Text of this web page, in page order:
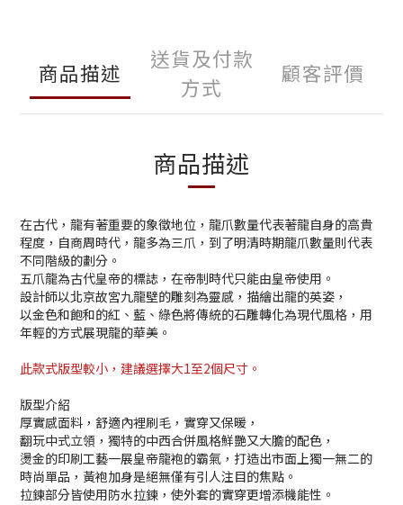
商品描述
送貨及付款
方式
顧客評價
商品描述
在古代，龍有著重要的象徵地位，龍爪數量代表著龍自身的高貴
程度，自商周時代，龍多為三爪，到了明清時期龍爪數量則代表
不同階級的劃分。
五爪龍為古代皇帝的標誌，在帝制時代只能由皇帝使用。
設計師以北京故宮九龍壁的雕刻為靈感，描繪出龍的英姿，
以金色和飽和的紅、藍、綠色將傳統的石雕轉化為現代風格，用
年輕的方式展現龍的華美。
此款式版型較小，建議選擇大1至2個尺寸。
版型介紹
厚實感面料，舒適內裡刷毛，實穿又保暖，
翻玩中式立領，獨特的中西合併風格鮮艷又大膽的配色，
燙金的印刷工藝一展皇帝龍袍的霸氣，打造出市面上獨一無二的
時尚單品，黃袍加身是絕無僅有引人注目的焦點。
拉鍊部分皆使用防水拉鍊，使外套的實穿更增添機能性。